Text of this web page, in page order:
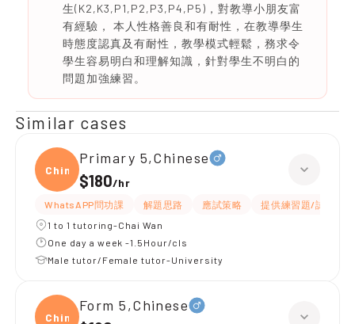
生(K2,K3,P1,P2,P3,P4,P5)，對教導小朋友富
有經驗， 本人性格善良和有耐性，在教導學生
時態度認真及有耐性，教學模式輕鬆，務求令
學生容易明白和理解知識，針對學生不明白的
問題加強練習。
Similar cases
Chine
Primary 5,Chinese
$180/hr
WhatsAPP問功課 解題思路 應試策略 提供練習題/試題
1 to 1 tutoring-Chai Wan
One day a week -1.5Hour/cls
Male tutor/Female tutor-University
Chine
Form 5,Chinese